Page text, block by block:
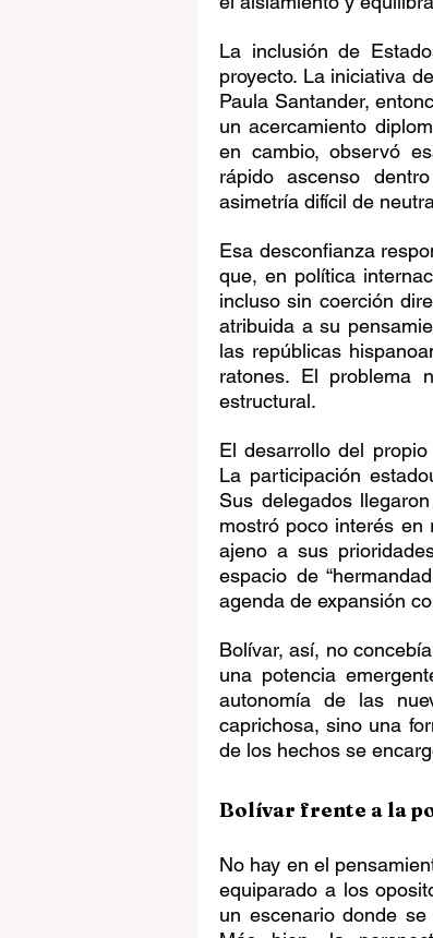
La inclusión de
proyecto. La iniciativa
Paula Santander,
un acercamiento
en cambio, observó
rápido ascenso
asimetría difícil de
Esa desconfianza
que, en política
incluso sin coerción
atribuida a su
las repúblicas
ratones. El problema
estructural.
El desarrollo del
La participación
Sus delegados
mostró poco interés en
ajeno a sus
espacio de
agenda de expansión
Bolívar, así, no
una potencia
autonomía de las
caprichosa, sino una
de los hechos se
Bolívar frente a la
No hay en el
equiparado a los
un escenario donde